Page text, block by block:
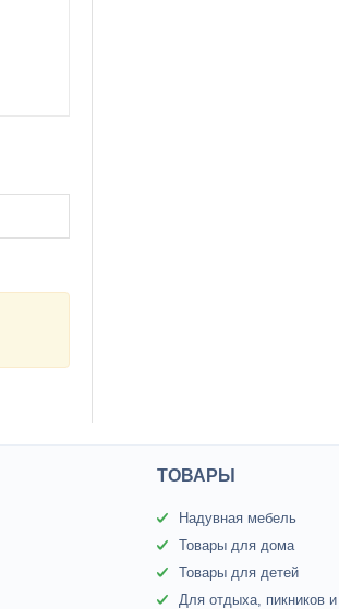
ТОВАРЫ
Надувная мебель
Товары для дома
Товары для детей
Для отдыха, пикников